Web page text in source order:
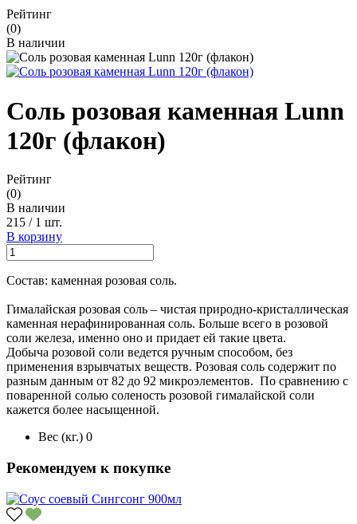
Рейтинг
(0)
В наличии
Соль розовая каменная Lunn
120г (флакон)
Рейтинг
(0)
В наличии
215 / 1 шт.
В корзину
Состав: каменная розовая соль.
Гималайская розовая соль – чистая природно-кристаллическая
каменная нерафинированная соль. Больше всего в розовой
соли железа, именно оно и придает ей такие цвета.
Добыча розовой соли ведется ручным способом, без
применения взрывчатых веществ. Розовая соль содержит по
разным данным от 82 до 92 микроэлементов. По сравнению с
поваренной солью соленость розовой гималайской соли
кажется более насыщенной.
Вес (кг.) 0
Рекомендуем к покупке